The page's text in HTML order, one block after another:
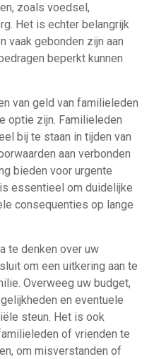
zoals voedsel,
Het is echter belangrijk
vaak gebonden zijn aan
beperkt kunnen
van geld van familieleden
optie zijn. Familieleden
bij te staan in tijden van
aan verbonden
bieden voor urgente
essentieel om duidelijke
consequenties op lange
te denken over uw
om een uitkering aan te
Overweeg uw budget,
en eventuele
steun. Het is ook
of vrienden te
om misverstanden of